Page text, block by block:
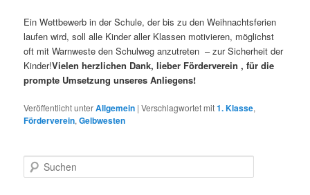
Ein Wettbewerb in der Schule, der bis zu den Weihnachtsferien
laufen wird, soll alle Kinder aller Klassen motivieren, möglichst
oft mit Warnweste den Schulweg anzutreten – zur Sicherheit der
Kinder!Vielen herzlichen Dank, lieber Förderverein , für die
prompte Umsetzung unseres Anliegens!
Veröffentlicht unterAllgemein |Verschlagwortet mit1. Klasse,
Förderverein,Gelbwesten
u